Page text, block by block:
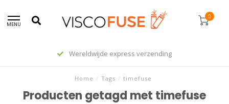
MENU
0
Wereldwijde express verzending
Home / Tags / timefuse
Producten getagd met timefuse